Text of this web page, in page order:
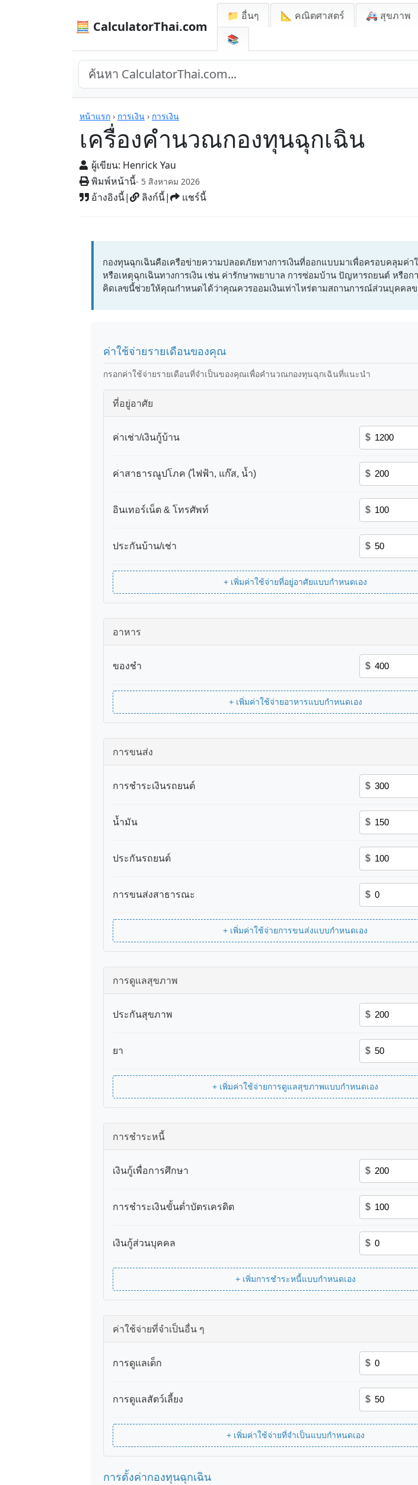
🧮 CalculatorThai.com
📁 อื่นๆ 📐 คณิตศาสตร์ 🚑 สุขภาพ
📚
หน้าแรก › การเงิน › การเงิน
เครื่องคำนวณกองทุนฉุกเฉิน
ผู้เขียน: Henrick Yau
พิมพ์หน้านี้- 5 สิงหาคม 2026
อ้างอิงนี้| ลิงก์นี้| แชร์นี้
เครื่องคิดเลข
กองทุนฉุกเฉินคือเครือข่ายความปลอดภัยทางการเงินที่ออกแบบมาเพื่อครอบคลุมค่
หรือเหตุฉุกเฉินทางการเงิน เช่น ค่ารักษาพยาบาล การซ่อมบ้าน ปัญหารถยนต์ หรือก
คิดเลขนี้ช่วยให้คุณกำหนดได้ว่าคุณควรออมเงินเท่าไหร่ตามสถานการณ์ส่วนบุคคล
ค่าใช้จ่ายรายเดือนของคุณ
กรอกค่าใช้จ่ายรายเดือนที่จำเป็นของคุณเพื่อคำนวณกองทุนฉุกเฉินที่แนะนำ
ที่อยู่อาศัย
ค่าเช่า/เงินกู้บ้าน $
ค่าสาธารณูปโภค (ไฟฟ้า, แก๊ส, น้ำ) $
อินเทอร์เน็ต & โทรศัพท์ $
ประกันบ้าน/เช่า $
+ เพิ่มค่าใช้จ่ายที่อยู่อาศัยแบบกำหนดเอง
อาหาร
ของชำ $
+ เพิ่มค่าใช้จ่ายอาหารแบบกำหนดเอง
การขนส่ง
การชำระเงินรถยนต์ $
น้ำมัน $
ประกันรถยนต์ $
การขนส่งสาธารณะ $
+ เพิ่มค่าใช้จ่ายการขนส่งแบบกำหนดเอง
การดูแลสุขภาพ
ประกันสุขภาพ $
ยา $
+ เพิ่มค่าใช้จ่ายการดูแลสุขภาพแบบกำหนดเอง
การชำระหนี้
เงินกู้เพื่อการศึกษา $
การชำระเงินขั้นต่ำบัตรเครดิต $
เงินกู้ส่วนบุคคล $
+ เพิ่มการชำระหนี้แบบกำหนดเอง
ค่าใช้จ่ายที่จำเป็นอื่น ๆ
การดูแลเด็ก $
การดูแลสัตว์เลี้ยง $
+ เพิ่มค่าใช้จ่ายที่จำเป็นแบบกำหนดเอง
การตั้งค่ากองทุนฉุกเฉิน